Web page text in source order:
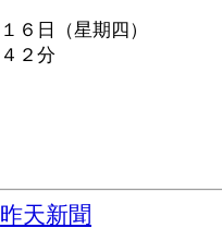
６日（星期四）
２分
昨天新聞